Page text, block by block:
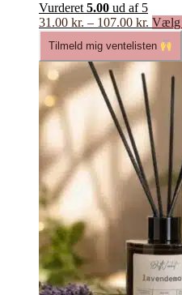
Vurderet5.00 ud af 5
31.00 kr. – 107.00 kr.
31.00
til
Vælg
Tilmeld mig ventelisten